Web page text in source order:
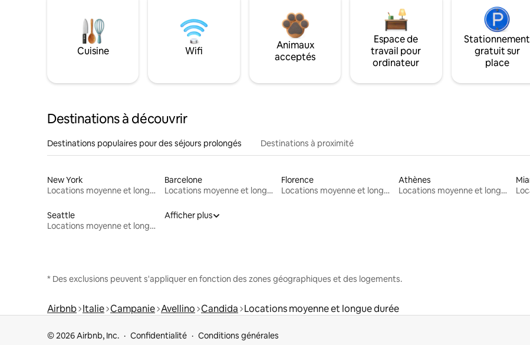
Cuisine Wifi
Animaux
acceptés
Espace de
travail pour
ordinateur
Stationnement
gratuit sur
place
Destinations à découvrir
Destinations populaires pour des séjours prolongés Destinations à proximité
New York
Locations moyenne et longue durée
Barcelone
Locations moyenne et longue durée
Florence
Locations moyenne et longue durée
Athènes
Locations moyenne et longue durée
Seattle
Locations moyenne et longue durée
Afficher plus
* Des exclusions peuvent s'appliquer en fonction des zones géographiques et des logements.
Airbnb Italie Campanie Avellino Candida Locations moyenne et longue durée
© 2026 Airbnb, Inc. Confidentialité Conditions générales